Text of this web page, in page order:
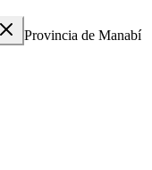
Provincia de Manabí